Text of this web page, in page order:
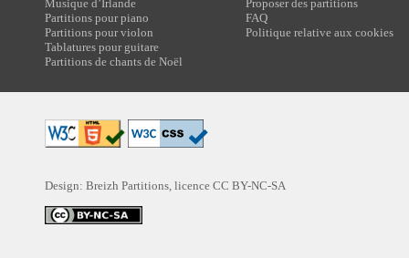
Musique d’Irlande
Partitions pour piano
Partitions pour violon
Tablatures pour guitare
Partitions de chants de Noël
Proposer des partitions
FAQ
Politique relative aux cookies
Design: Breizh Partitions, licence CC BY-NC-SA